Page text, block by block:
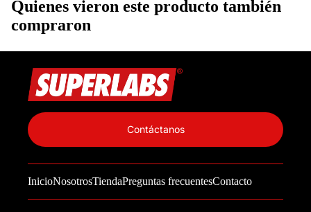
Quienes vieron este producto también
compraron
InicioNosotrosTiendaPreguntas frecuentesContacto
Contáctanos
Información de contacto
Política de reembolso
Términos del servicio
Política de envío